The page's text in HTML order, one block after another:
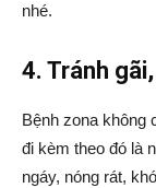
nhé.
4. Tránh
Bệnh zona không
đi kèm theo đó là
ngáy, nóng rát,